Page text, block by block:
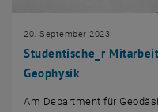
Studentische_r
Geophysik
20. September 2023
Am Department für